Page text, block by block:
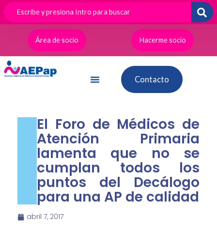
contenido
Área de socio
Hacerme socio
Contacto
El Foro de Médicos de
Atención Primaria
lamenta que no se
cumplan todos los
puntos del Decálogo
para una AP de calidad
abril 7, 2017